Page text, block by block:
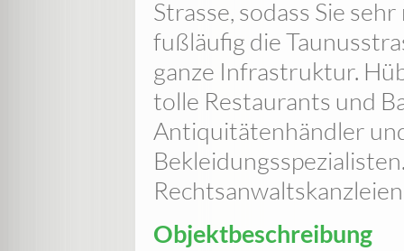
Strasse, sodass Sie
fußläufig die
ganze Infrastruktur.
tolle Restaurants und
Antiquitätenhändler
Objektbeschreibung